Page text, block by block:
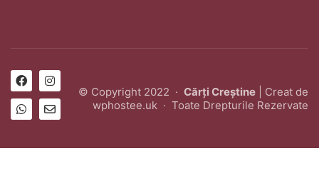
© Copyright 2022 · Cărți Creștine | Creat de
wphostee.uk · Toate Drepturile Rezervate